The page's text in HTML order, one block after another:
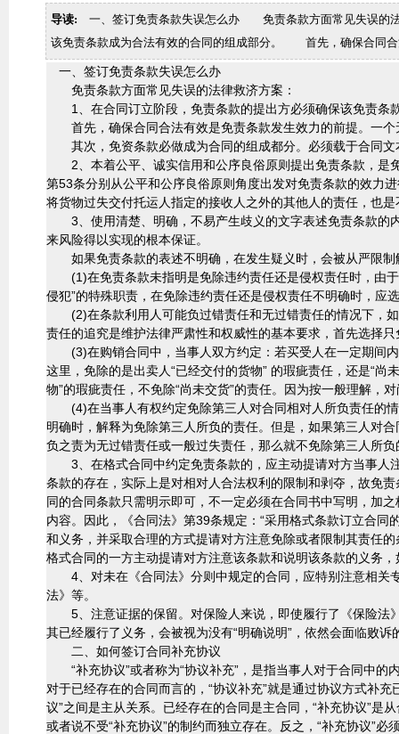
导读: 一、签订免责条款失误怎么办 免责条款方面常见失误的
该免责条款成为合法有效的合同的组成部分。 首先，确保合同
一、签订免责条款失误怎么办
免责条款方面常见失误的法律救济方案：
1、在合同订立阶段，免责条款的提出方必须确保该免责条
首先，确保合同合法有效是免责条款发生效力的前提。一个
其次，免资条款必做成为合同的组成都分。必须载于合同文
2、本着公平、诚实信用和公序良俗原则提出免责条款，是
第53条分别从公平和公序良俗原则角度出发对免责条款的效力
将货物过失交付托运人指定的接收人之外的其他人的责任，也
3、使用清楚、明确，不易产生歧义的文字表述免责条款的
来风险得以实现的根本保证。
如果免责条款的表述不明确，在发生疑义时，会被从严限制
(1)在免责条款未指明是免除违约责任还是侵权责任时，由于
侵犯”的特殊职责，在免除违约责任还是侵权责任不明确时，应
(2)在条款利用人可能负过错责任和无过错责任的情况下，
责任的追究是维护法律严肃性和权威性的基本要求，首先选择
(3)在购销合同中，当事人双方约定：若买受人在一定期间
这里，免除的是出卖人“已经交付的货物” 的瑕疵责任，还是“
物”的瑕疵责任，不免除“尚未交货”的责任。因为按一般理解，
(4)在当事人有权约定免除第三人对合同相对人所负责任的
明确时，解释为免除第三人所负的责任。但是，如果第三人对
负之责为无过错责任或一般过失责任，那么就不免除第三人所负
3、在格式合同中约定免责条款的，应主动提请对方当事人
条款的存在，实际上是对相对人合法权利的限制和剥夺，故免
同的合同条款只需明示即可，不一定必须在合同书中写明，加
内容。因此，《合同法》第39条规定：“采用格式条款订立合
和义务，并采取合理的方式提请对方注意免除或者限制其责任
格式合同的一方主动提请对方注意该条款和说明该条款的义务
4、对未在《合同法》分则中规定的合同，应特别注意相关
法》等。
5、注意证据的保留。对保险人来说，即使履行了《保险法
其已经履行了义务，会被视为没有“明确说明”，依然会面临败诉
二、如何签订合同补充协议
“补充协议”或者称为“协议补充”，是指当事人对于合同中的
对于已经存在的合同而言的，“协议补充”就是通过协议方式补
议”之间是主从关系。已经存在的合同是主合同，“补充协议”是
或者说不受“补充协议”的制约而独立存在。反之，“补充协议”